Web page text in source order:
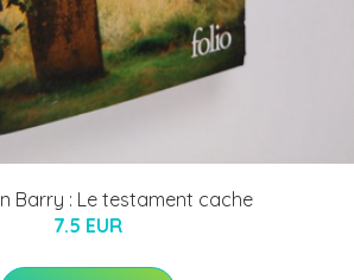
Barry : Le testament cache
7.5 EUR